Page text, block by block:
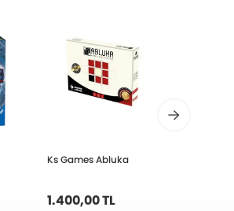
Ks Games Abluka
1.400,00 TL